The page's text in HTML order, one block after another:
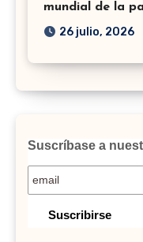
mundial de la
26 julio, 2026
Suscríbase a